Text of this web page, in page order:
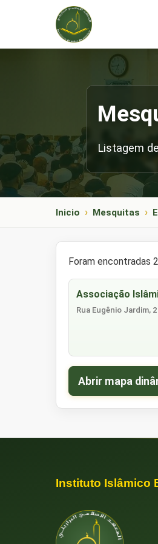
Listagem
Inicio Mesquitas
Foram encontradas
Associação
Rua Eugênio Jardim,
Abrir mapa
Instituto Islâmico